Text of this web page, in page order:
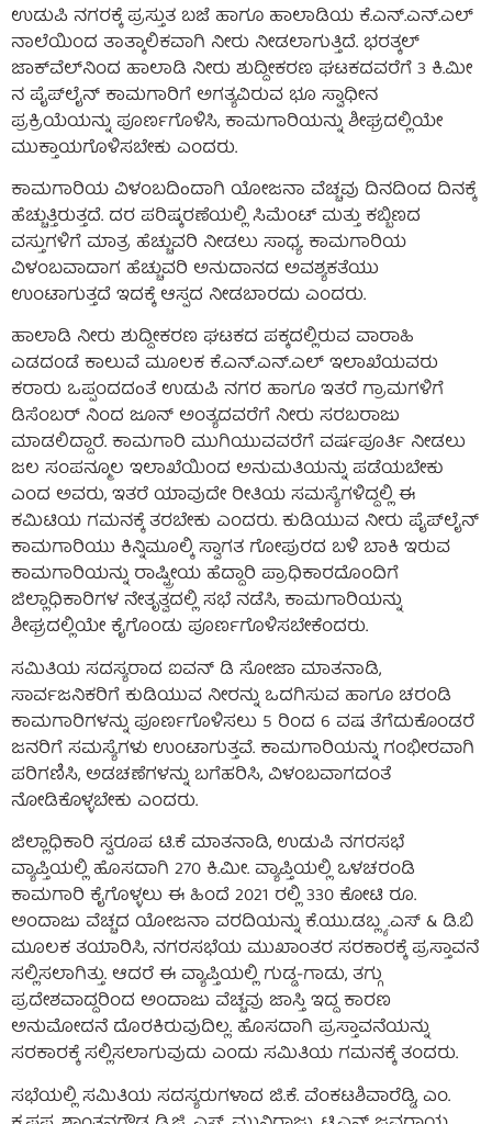
ಉಡುಪಿ ನಗರಕ್ಕೆ ಪ್ರಸ್ತುತ ಬಜೆ ಹಾಗೂ ಹಾಲಾಡಿಯ ಕೆ.ಎನ್.ಎನ್.ಎಲ್
ನಾಲೆಯಿಂದ ತಾತ್ಕಾಲಿಕವಾಗಿ ನೀರು ನೀಡಲಾಗುತ್ತಿದೆ. ಭರತ್ಕಲ್
ಜಾಕ್‌ವೆಲ್‌ನಿಂದ ಹಾಲಾಡಿ ನೀರು ಶುದ್ದೀಕರಣ ಘಟಕದವರೆಗೆ 3 ಕಿ.ಮೀ
ನ ಪೈಪ್‌ಲೈನ್ ಕಾಮಗಾರಿಗೆ ಅಗತ್ಯವಿರುವ ಭೂ ಸ್ವಾಧೀನ
ಪ್ರಕ್ರಿಯೆಯನ್ನು ಪೂರ್ಣಗೊಳಿಸಿ, ಕಾಮಗಾರಿಯನ್ನು ಶೀಘ್ರದಲ್ಲಿಯೇ
ಮುಕ್ತಾಯಗೊಳಿಸಬೇಕು ಎಂದರು.
ಕಾಮಗಾರಿಯ ವಿಳಂಬದಿoದಾಗಿ ಯೋಜನಾ ವೆಚ್ಚವು ದಿನದಿಂದ ದಿನಕ್ಕೆ
ಹೆಚ್ಚುತ್ತಿರುತ್ತದೆ. ದರ ಪರಿಷ್ಕರಣೆಯಲ್ಲಿ ಸಿಮೆಂಟ್ ಮತ್ತು ಕಬ್ಬಿಣದ
ವಸ್ತುಗಳಿಗೆ ಮಾತ್ರ ಹೆಚ್ಚುವರಿ ನೀಡಲು ಸಾಧ್ಯ. ಕಾಮಗಾರಿಯ
ವಿಳಂಬವಾದಾಗ ಹೆಚ್ಚುವರಿ ಅನುದಾನದ ಅವಶ್ಯಕತೆಯು
ಉಂಟಾಗುತ್ತದೆ ಇದಕ್ಕೆ ಆಸ್ಪದ ನೀಡಬಾರದು ಎಂದರು.
ಹಾಲಾಡಿ ನೀರು ಶುದ್ದೀಕರಣ ಘಟಕದ ಪಕ್ಕದಲ್ಲಿರುವ ವಾರಾಹಿ
ಎಡದಂಡೆ ಕಾಲುವೆ ಮೂಲಕ ಕೆ.ಎನ್.ಎನ್.ಎಲ್ ಇಲಾಖೆಯವರು
ಕರಾರು ಒಪ್ಪಂದದoತೆ ಉಡುಪಿ ನಗರ ಹಾಗೂ ಇತರೆ ಗ್ರಾಮಗಳಿಗೆ
ಡಿಸೆಂಬರ್ ನಿಂದ ಜೂನ್ ಅಂತ್ಯದವರೆಗೆ ನೀರು ಸರಬರಾಜು
ಮಾಡಲಿದ್ದಾರೆ. ಕಾಮಗಾರಿ ಮುಗಿಯುವವರೆಗೆ ವರ್ಷಪೂರ್ತಿ ನೀಡಲು
ಜಲ ಸಂಪನ್ಮೂಲ ಇಲಾಖೆಯಿಂದ ಅನುಮತಿಯನ್ನು ಪಡೆಯಬೇಕು
ಎಂದ ಅವರು, ಇತರೆ ಯಾವುದೇ ರೀತಿಯ ಸಮಸ್ಯೆಗಳಿದ್ದಲ್ಲಿ ಈ
ಕಮಿಟಿಯ ಗಮನಕ್ಕೆ ತರಬೇಕು ಎಂದರು. ಕುಡಿಯುವ ನೀರು ಪೈಪ್‌ಲೈನ್
ಕಾಮಗಾರಿಯು ಕಿನ್ನಿಮೂಲ್ಕಿ ಸ್ವಾಗತ ಗೋಪುರದ ಬಳಿ ಬಾಕಿ ಇರುವ
ಕಾಮಗಾರಿಯನ್ನು ರಾಷ್ಟ್ರೀಯ ಹೆದ್ದಾರಿ ಪ್ರಾಧಿಕಾರದೊಂದಿಗೆ
ಜಿಲ್ಲಾಧಿಕಾರಿಗಳ ನೇತೃತ್ವದಲ್ಲಿ ಸಭೆ ನಡೆಸಿ, ಕಾಮಗಾರಿಯನ್ನು
ಶೀಘ್ರದಲ್ಲಿಯೇ ಕೈಗೊಂಡು ಪೂರ್ಣಗೊಳಿಸಬೇಕೆಂದರು.
ಸಮಿತಿಯ ಸದಸ್ಯರಾದ ಐವನ್ ಡಿ ಸೋಜಾ ಮಾತನಾಡಿ,
ಸಾರ್ವಜನಿಕರಿಗೆ ಕುಡಿಯುವ ನೀರನ್ನು ಒದಗಿಸುವ ಹಾಗೂ ಚರಂಡಿ
ಕಾಮಗಾರಿಗಳನ್ನು ಪೂರ್ಣಗೊಳಿಸಲು 5 ರಿಂದ 6 ವಷ ತೆಗೆದುಕೊಂಡರೆ
ಜನರಿಗೆ ಸಮಸ್ಯೆಗಳು ಉಂಟಾಗುತ್ತವೆ. ಕಾಮಗಾರಿಯನ್ನು ಗಂಭೀರವಾಗಿ
ಪರಿಗಣಿಸಿ, ಅಡಚಣೆಗಳನ್ನು ಬಗೆಹರಿಸಿ, ವಿಳಂಬವಾಗದಂತೆ
ನೋಡಿಕೊಳ್ಳಬೇಕು ಎಂದರು.
ಜಿಲ್ಲಾಧಿಕಾರಿ ಸ್ವರೂಪ ಟಿ.ಕೆ ಮಾತನಾಡಿ, ಉಡುಪಿ ನಗರಸಭೆ
ವ್ಯಾಪ್ತಿಯಲ್ಲಿ ಹೊಸದಾಗಿ 270 ಕಿ.ಮೀ. ವ್ಯಾಪ್ತಿಯಲ್ಲಿ ಒಳಚರಂಡಿ
ಕಾಮಗಾರಿ ಕೈಗೊಳ್ಳಲು ಈ ಹಿಂದೆ 2021 ರಲ್ಲಿ 330 ಕೋಟಿ ರೂ.
ಅಂದಾಜು ವೆಚ್ಚದ ಯೋಜನಾ ವರದಿಯನ್ನು ಕೆ.ಯು.ಡಬ್ಲ್ಯ .ಎಸ್ & ಡಿ.ಬಿ
ಮೂಲಕ ತಯಾರಿಸಿ, ನಗರಸಭೆಯ ಮುಖಾಂತರ ಸರಕಾರಕ್ಕೆ ಪ್ರಸ್ತಾವನೆ
ಸಲ್ಲಿಸಲಾಗಿತ್ತು. ಆದರೆ ಈ ವ್ಯಾಪ್ತಿಯಲ್ಲಿ ಗುಡ್ಡ-ಗಾಡು, ತಗ್ಗು
ಪ್ರದೇಶವಾದ್ದರಿಂದ ಅಂದಾಜು ವೆಚ್ಚವು ಜಾಸ್ತಿ ಇದ್ದ ಕಾರಣ
ಅನುಮೋದನೆ ದೊರಕಿರುವುದಿಲ್ಲ. ಹೊಸದಾಗಿ ಪ್ರಸ್ತಾವನೆಯನ್ನು
ಸರಕಾರಕ್ಕೆ ಸಲ್ಲಿಸಲಾಗುವುದು ಎಂದು ಸಮಿತಿಯ ಗಮನಕ್ಕೆ ತಂದರು.
ಸಭೆಯಲ್ಲಿ ಸಮಿತಿಯ ಸದಸ್ಯರುಗಳಾದ ಜಿ.ಕೆ. ವೆಂಕಟಶಿವಾರೆಡ್ಡಿ, ಎಂ.